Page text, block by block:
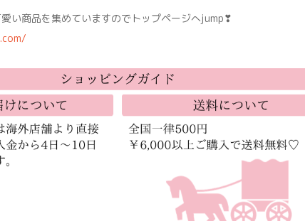
い商品を集めていますのでトップページへjump❣